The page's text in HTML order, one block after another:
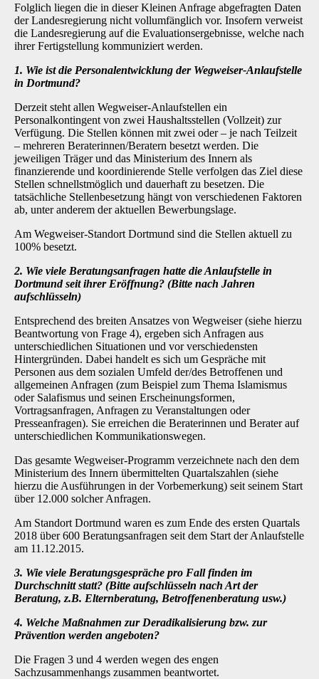
Folglich liegen die in dieser Kleinen Anfrage abgefragten Daten
der Landesregierung nicht vollumfänglich vor. Insofern verweist
die Landesregierung auf die Evaluationsergebnisse, welche nach
ihrer Fertigstellung kommuniziert werden.
1. Wie ist die Personalentwicklung der Wegweiser-Anlaufstelle
in Dortmund?
Derzeit steht allen Wegweiser-Anlaufstellen ein
Personalkontingent von zwei Haushaltsstellen (Vollzeit) zur
Verfügung. Die Stellen können mit zwei oder – je nach Teilzeit
– mehreren Beraterinnen/Beratern besetzt werden. Die
jeweiligen Träger und das Ministerium des Innern als
finanzierende und koordinierende Stelle verfolgen das Ziel diese
Stellen schnellstmöglich und dauerhaft zu besetzen. Die
tatsächliche Stellenbesetzung hängt von verschiedenen Faktoren
ab, unter anderem der aktuellen Bewerbungslage.
Am Wegweiser-Standort Dortmund sind die Stellen aktuell zu
100% besetzt.
2. Wie viele Beratungsanfragen hatte die Anlaufstelle in
Dortmund seit ihrer Eröffnung? (Bitte nach Jahren
aufschlüsseln)
Entsprechend des breiten Ansatzes von Wegweiser (siehe hierzu
Beantwortung von Frage 4), ergeben sich Anfragen aus
unterschiedlichen Situationen und vor verschiedensten
Hintergründen. Dabei handelt es sich um Gespräche mit
Personen aus dem sozialen Umfeld der/des Betroffenen und
allgemeinen Anfragen (zum Beispiel zum Thema Islamismus
oder Salafismus und seinen Erscheinungsformen,
Vortragsanfragen, Anfragen zu Veranstaltungen oder
Presseanfragen). Sie erreichen die Beraterinnen und Berater auf
unterschiedlichen Kommunikationswegen.
Das gesamte Wegweiser-Programm verzeichnete nach den dem
Ministerium des Innern übermittelten Quartalszahlen (siehe
hierzu die Ausführungen in der Vorbemerkung) seit seinem Start
über 12.000 solcher Anfragen.
Am Standort Dortmund waren es zum Ende des ersten Quartals
2018 über 600 Beratungsanfragen seit dem Start der Anlaufstelle
am 11.12.2015.
3. Wie viele Beratungsgespräche pro Fall finden im
Durchschnitt statt? (Bitte aufschlüsseln nach Art der
Beratung, z.B. Elternberatung, Betroffenenberatung usw.)
4. Welche Maßnahmen zur Deradikalisierung bzw. zur
Prävention werden angeboten?
Die Fragen 3 und 4 werden wegen des engen
Sachzusammenhangs zusammen beantwortet.